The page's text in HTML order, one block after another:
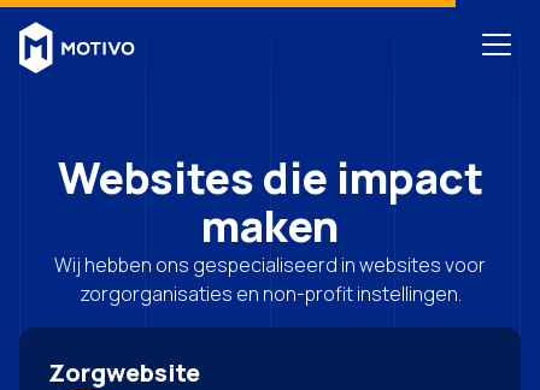
Websites die impact
maken
Wij hebben ons gespecialiseerd in websites voor
zorgorganisaties en non-profit instellingen.
Zorgwebsite